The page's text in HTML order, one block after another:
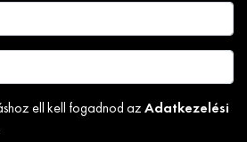
ell kell fogadnod az Adatkezelési